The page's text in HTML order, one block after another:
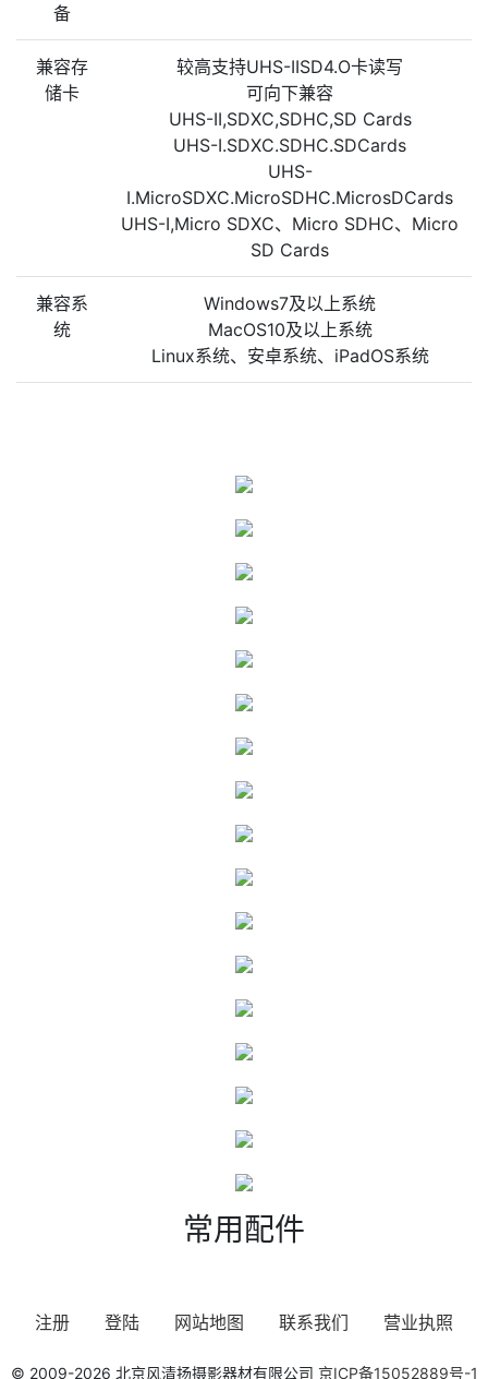
备
兼容存
储卡
较高支持UHS-IISD4.O卡读写
可向下兼容
UHS-II,SDXC,SDHC,SD Cards
UHS-I.SDXC.SDHC.SDCards
UHS-
I.MicroSDXC.MicroSDHC.MicrosDCards
UHS-I,Micro SDXC、Micro SDHC、Micro
SD Cards
兼容系
统
Windows7及以上系统
MacOS10及以上系统
Linux系统、安卓系统、iPadOS系统
常用配件
注册 登陆 网站地图 联系我们 营业执照
© 2009-2026 北京风清扬摄影器材有限公司 京ICP备15052889号-1